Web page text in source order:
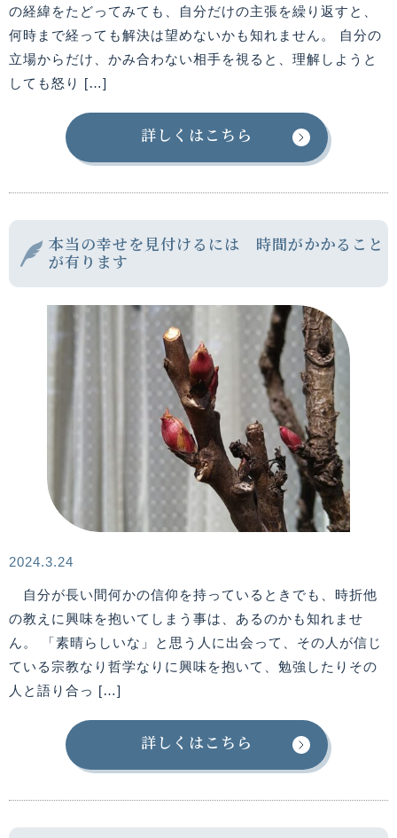
の経緯をたどってみても、自分だけの主張を繰り返すと、
何時まで経っても解決は望めないかも知れません。 自分の
立場からだけ、かみ合わない相手を視ると、理解しようと
しても怒り […]
詳しくはこちら
本当の幸せを見付けるには 時間がかかること
が有ります
2024.3.24
自分が長い間何かの信仰を持っているときでも、時折他
の教えに興味を抱いてしまう事は、あるのかも知れませ
ん。 「素晴らしいな」と思う人に出会って、その人が信じ
ている宗教なり哲学なりに興味を抱いて、勉強したりその
人と語り合っ […]
詳しくはこちら